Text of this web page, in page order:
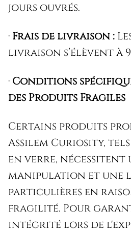
jours ouvrés.
· Frais de livraison :
livraison s’élèvent à
· Conditions
des Produits Fragiles
Certains produits
Assilem Curiosity,
en verre, nécessitent
manipulation et une
particulières en
fragilité. Pour
intégrité lors de